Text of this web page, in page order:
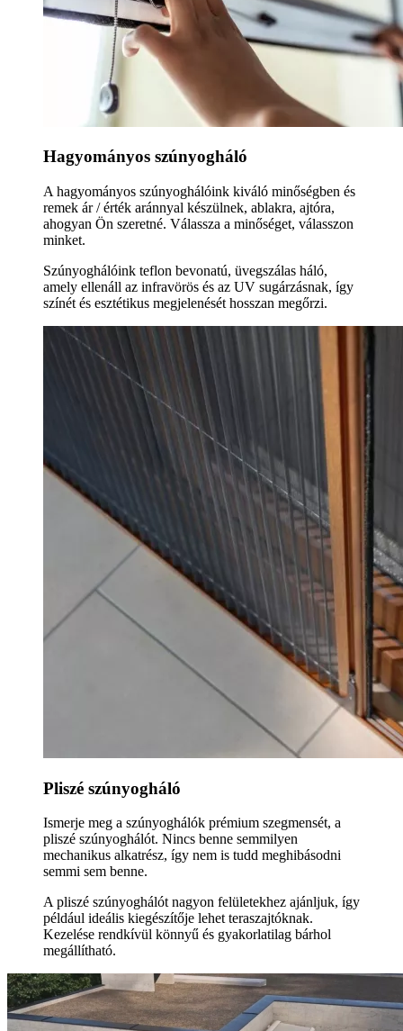
Hagyományos szúnyogháló
A hagyományos szúnyoghálóink kiváló minőségben és
remek ár / érték aránnyal készülnek, ablakra, ajtóra,
ahogyan Ön szeretné. Válassza a minőséget, válasszon
minket.
Szúnyoghálóink teflon bevonatú, üvegszálas háló,
amely ellenáll az infravörös és az UV sugárzásnak, így
színét és esztétikus megjelenését hosszan megőrzi.
Pliszé szúnyogháló
Ismerje meg a szúnyoghálók prémium szegmensét, a
pliszé szúnyoghálót. Nincs benne semmilyen
mechanikus alkatrész, így nem is tudd meghibásodni
semmi sem benne.
A pliszé szúnyoghálót nagyon felületekhez ajánljuk, így
például ideális kiegészítője lehet teraszajtóknak.
Kezelése rendkívül könnyű és gyakorlatilag bárhol
megállítható.